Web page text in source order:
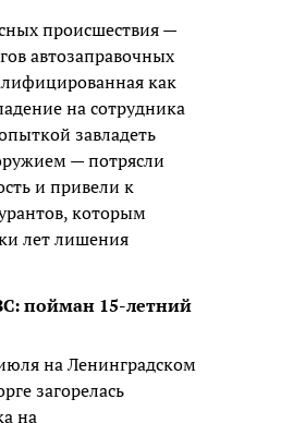
происшествия —
автозаправочных
как
на сотрудника
завладеть
— потрясли
и привели к
которым
лет лишения
пойман 15-летний
на Ленинградском
загорелась
на